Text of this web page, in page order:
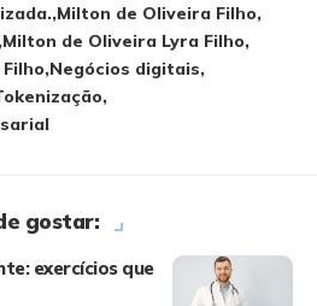
Milton de Oliveira Filho
Milton de Oliveira Lyra Filho
Negócios digitais
gostar:
exercícios que